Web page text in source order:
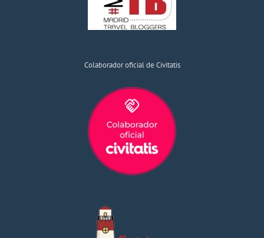
Colaborador oficial de Civitatis